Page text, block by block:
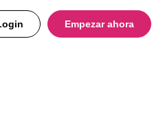
Empezar ahora